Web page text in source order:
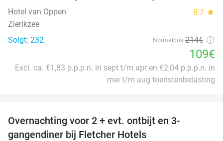
Hotel van Oppen 8.7 star
Zierikzee
Solgt: 232
Normalpris 214€
109€
Excl. ca. €1,83 p.p.p.n. in sept t/m apr en €2,04 p.p.p.n. in
mei t/m aug toeristenbelasting
Overnachting voor 2 + evt. ontbijt en 3-
gangendiner bij Fletcher Hotels